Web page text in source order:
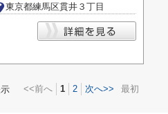
東京都練馬区貫井３丁目
<<前へ 1 2 次へ>> 最初